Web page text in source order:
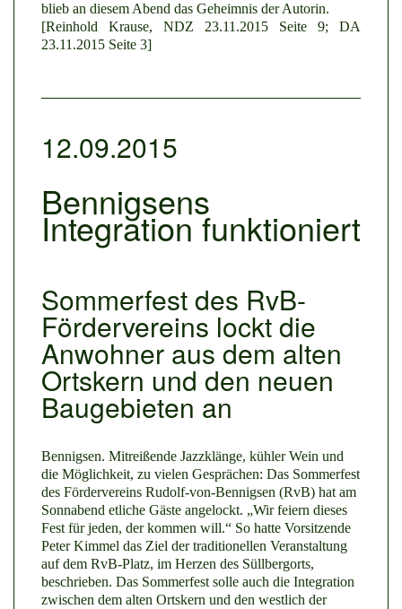
blieb an diesem Abend das Geheimnis der Autorin.
[Reinhold Krause, NDZ 23.11.2015 Seite 9; DA
23.11.2015 Seite 3]
12.09.2015
Bennigsens
Integration funktioniert
Sommerfest des RvB-
Fördervereins lockt die
Anwohner aus dem alten
Ortskern und den neuen
Baugebieten an
Bennigsen. Mitreißende Jazzklänge, kühler Wein und
die Möglichkeit, zu vielen Gesprächen: Das Sommerfest
des Fördervereins Rudolf-von-Bennigsen (RvB) hat am
Sonnabend etliche Gäste angelockt. „Wir feiern dieses
Fest für jeden, der kommen will.“ So hatte Vorsitzende
Peter Kimmel das Ziel der traditionellen Veranstaltung
auf dem RvB-Platz, im Herzen des Süllbergorts,
beschrieben. Das Sommerfest solle auch die Integration
zwischen dem alten Ortskern und den westlich der